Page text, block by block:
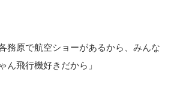
務原で航空ショーがあるから、みんな
ん飛行機好きだから」